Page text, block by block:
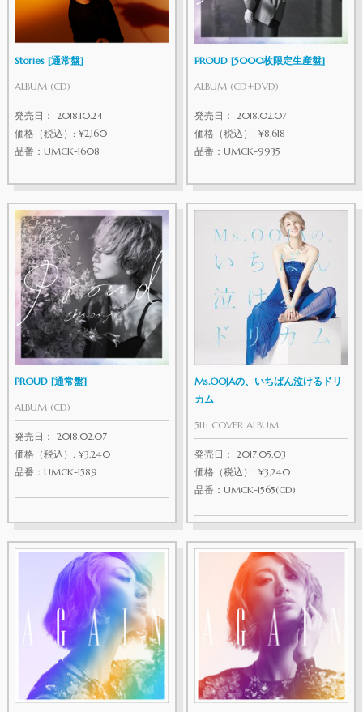
Stories [通常盤]
ALBUM (CD)
発売日： 2018.10.24
価格（税込）: ¥2,160
品番：UMCK-1608
PROUD [5000枚限定生産盤]
ALBUM (CD+DVD)
発売日： 2018.02.07
価格（税込）: ¥8,618
品番：UMCK-9935
PROUD [通常盤]
ALBUM (CD)
発売日： 2018.02.07
価格（税込）: ¥3,240
品番：UMCK-1589
Ms.OOJAの、いちばん泣けるドリ
カム
5th COVER ALBUM
発売日： 2017.05.03
価格（税込）: ¥3,240
品番：UMCK-1565(CD)